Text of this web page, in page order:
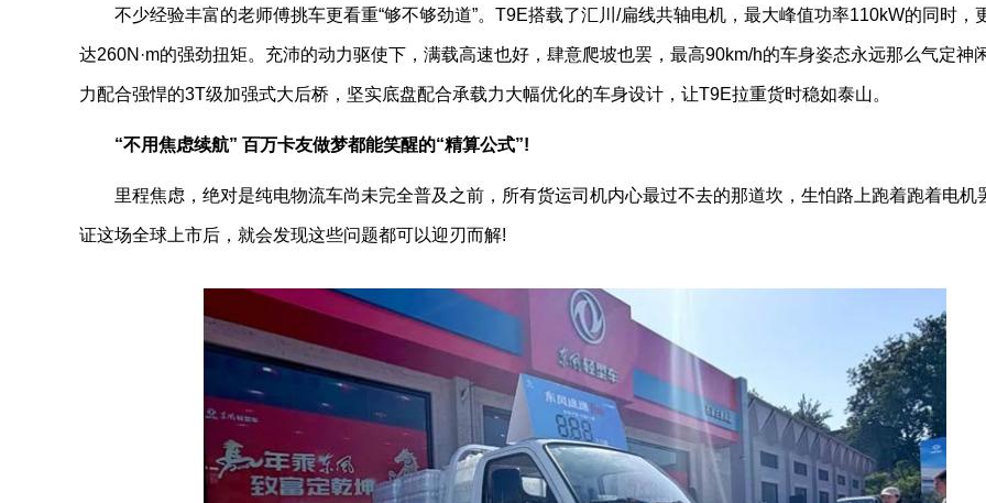
不少经验丰富的老师傅挑车更看重“够不够劲道”。T9E搭载了汇川/扁线共轴电机，最大峰值功率110kW的同时，
达260N·m的强劲扭矩。充沛的动力驱使下，满载高速也好，肆意爬坡也罢，最高90km/h的车身姿态永远那么气定神
力配合强悍的3T级加强式大后桥，坚实底盘配合承载力大幅优化的车身设计，让T9E拉重货时稳如泰山。
“不用焦虑续航” 百万卡友做梦都能笑醒的“精算公式”!
里程焦虑，绝对是纯电物流车尚未完全普及之前，所有货运司机内心最过不去的那道坎，生怕路上跑着跑着电机
证这场全球上市后，就会发现这些问题都可以迎刃而解!